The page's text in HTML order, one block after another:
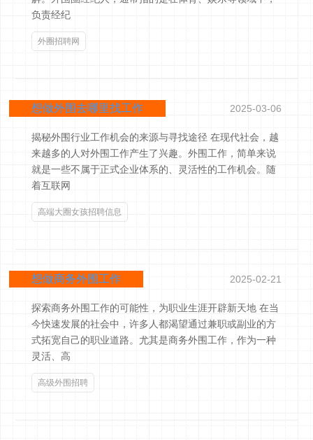
负责经纪
外圈招聘网
想做外围去哪里找工作 2025-03-06
揭秘外围行业工作机会的来源与寻找途径 在现代社会，越
来越多的人对外围工作产生了兴趣。外围工作，简单来说
就是一些不属于正式企业体系的、灵活性的工作机会。随
着互联网
高端大圈女孩招聘信息
想做商务外围工作 2025-02-21
探索商务外围工作的可能性，为职业生涯开辟新天地 在当
今快速发展的社会中，许多人都渴望通过兼职或副业的方
式拓宽自己的职业道路。尤其是商务外围工作，作为一种
灵活、高
高级外围招聘